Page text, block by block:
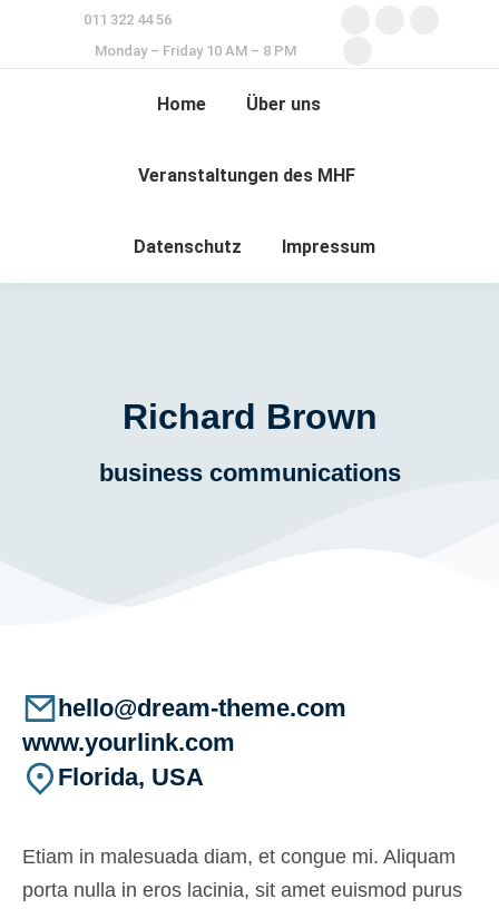
011 322 44 56
Monday – Friday 10 AM – 8 PM
Home Über uns
Veranstaltungen des MHF
Datenschutz Impressum
Richard Brown
business communications
Etiam in malesuada diam, et congue mi. Aliquam
porta nulla in eros lacinia, sit amet euismod purus
hello@dream-theme.com
www.yourlink.com
Florida, USA